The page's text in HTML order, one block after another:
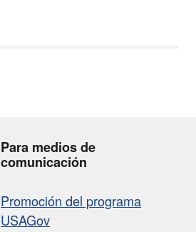
Para medios de
comunicación
Promoción del programa
USAGov